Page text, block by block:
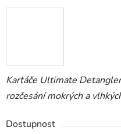
Kartáče Ultimate
rozčesání mokrých a
Dostupnost